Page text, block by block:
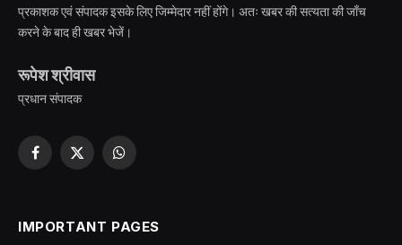
प्रकाशक एवं संपादक इसके लिए जिम्मेदार नहीं होंगे। अतः खबर की सत्यता की जाँच
करने के बाद ही खबर भेजें।
रूपेश श्रीवास
प्रधान संपादक
Facebook
X
WhatsApp
IMPORTANT PAGES